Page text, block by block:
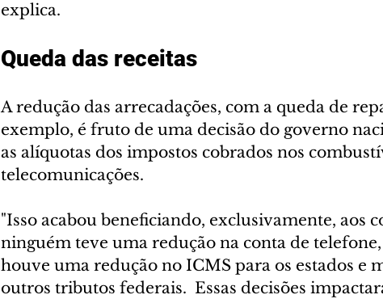
explica.
Queda das receitas
A redução das arrecadações, com a queda de
exemplo, é fruto de uma decisão do governo
as alíquotas dos impostos cobrados nos
telecomunicações.
"Isso acabou beneficiando, exclusivamente, aos
ninguém teve uma redução na conta de
houve uma redução no ICMS para os estados e
outros tributos federais.  Essas decisões